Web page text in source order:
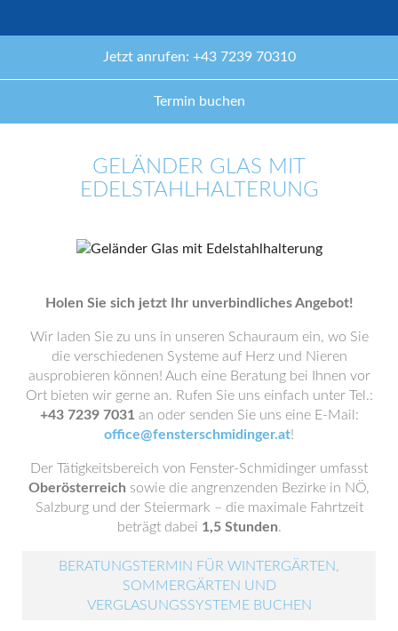
Jetzt anrufen: +43 7239 70310
Termin buchen
GELÄNDER GLAS MIT
EDELSTAHLHALTERUNG
Holen Sie sich jetzt Ihr unverbindliches Angebot!
Wir laden Sie zu uns in unseren Schauraum ein, wo Sie
die verschiedenen Systeme auf Herz und Nieren
ausprobieren können! Auch eine Beratung bei Ihnen vor
Ort bieten wir gerne an. Rufen Sie uns einfach unter Tel.:
+43 7239 7031 an oder senden Sie uns eine E-Mail:
office@fensterschmidinger.at!
Der Tätigkeitsbereich von Fenster-Schmidinger umfasst
Oberösterreich sowie die angrenzenden Bezirke in NÖ,
Salzburg und der Steiermark – die maximale Fahrtzeit
beträgt dabei 1,5 Stunden.
BERATUNGSTERMIN FÜR WINTERGÄRTEN,
SOMMERGÄRTEN UND
VERGLASUNGSSYSTEME BUCHEN